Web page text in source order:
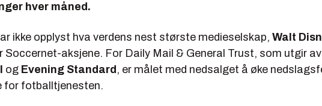
hver måned.
ikke opplyst hva verdens nest største medieselskap, Walt
Soccernet-aksjene. For Daily Mail & General Trust, som utgir
og Evening Standard , er målet med nedsalget å øke
for fotballtjenesten.